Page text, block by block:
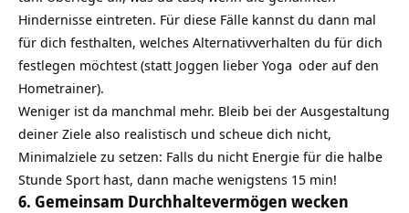
Hindernisse eintreten. Für diese Fälle kannst du dann mal
für dich festhalten, welches Alternativverhalten du für dich
festlegen möchtest (statt Joggen lieber Yoga oder auf den
Hometrainer).
Weniger ist da manchmal mehr. Bleib bei der Ausgestaltung
deiner Ziele also realistisch und scheue dich nicht,
Minimalziele zu setzen: Falls du nicht Energie für die halbe
Stunde Sport hast, dann mache wenigstens 15 min!
6. Gemeinsam Durchhaltevermögen wecken